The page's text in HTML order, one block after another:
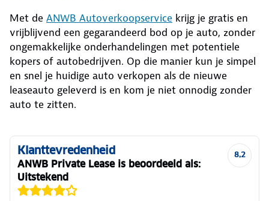
Met de ANWB Autoverkoopservice krijg je gratis en
vrijblijvend een gegarandeerd bod op je auto, zonder
ongemakkelijke onderhandelingen met potentiele
kopers of autobedrijven. Op die manier kun je simpel
en snel je huidige auto verkopen als de nieuwe
leaseauto geleverd is en kom je niet onnodig zonder
auto te zitten.
8,2
Klanttevredenheid
ANWB Private Lease is beoordeeld als:
Uitstekend